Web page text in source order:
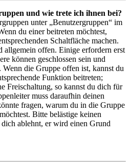
und wie trete ich ihnen bei?
unter „Benutzergruppen“ im
du einer beitreten möchtest,
Schaltfläche machen.
allgemein offen. Einige erfordern erst
können geschlossen sein und
Wenn die Gruppe offen ist, kannst du
Funktion beitreten;
Freischaltung, so kannst du dich für
muss daraufhin deinen
fragen, warum du in die Gruppe
Bitte belästige keinen
ablehnt, er wird einen Grund